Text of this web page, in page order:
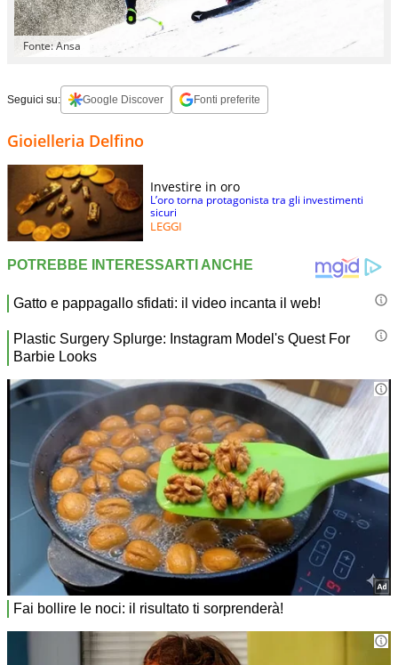
Fonte: Ansa
Seguici su: Google Discover Fonti preferite
Gioielleria Delfino
Investire in oro
L’oro torna protagonista tra gli investimenti
sicuri
LEGGI